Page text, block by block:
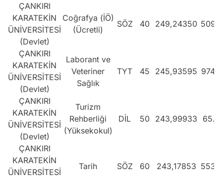
ÇANKIRI
KARATEKİN
ÜNİVERSİTESİ
(Devlet)
Coğrafya (İÖ)
(Ücretli)
SÖZ 40 249,24350
ÇANKIRI
KARATEKİN
ÜNİVERSİTESİ
(Devlet)
Laborant ve
Veteriner
Sağlık
TYT 45 245,93595
ÇANKIRI
KARATEKİN
ÜNİVERSİTESİ
(Devlet)
Turizm
Rehberliği
(Yüksekokul)
DİL 50 243,99933
ÇANKIRI
KARATEKİN
ÜNİVERSİTESİ
Tarih SÖZ 60 243,17853